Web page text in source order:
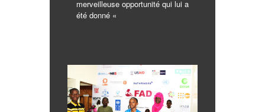
merveilleuse opportunité qui lui a
été donné «